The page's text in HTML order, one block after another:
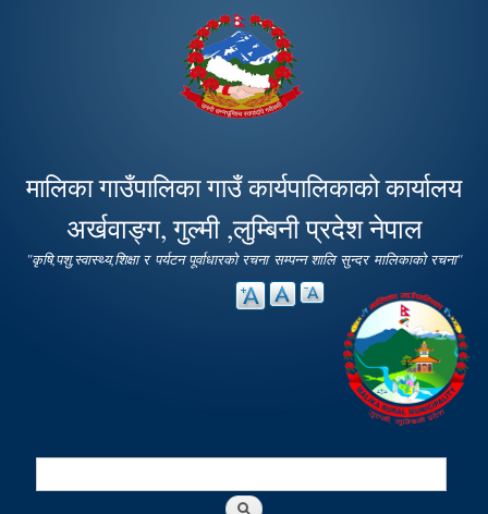
main
content
मालिका गाउँपालिका गाउँ कार्यपालिकाको कार्यालय
अर्खवाङ्ग, गुल्मी ,लुम्बिनी प्रदेश नेपाल
"कृषि,पशु,स्वास्थ्य,शिक्षा र पर्यटन पूर्वाधारको रचना सम्पन्न शालि सुन्दर मालिकाको रचना"
Search